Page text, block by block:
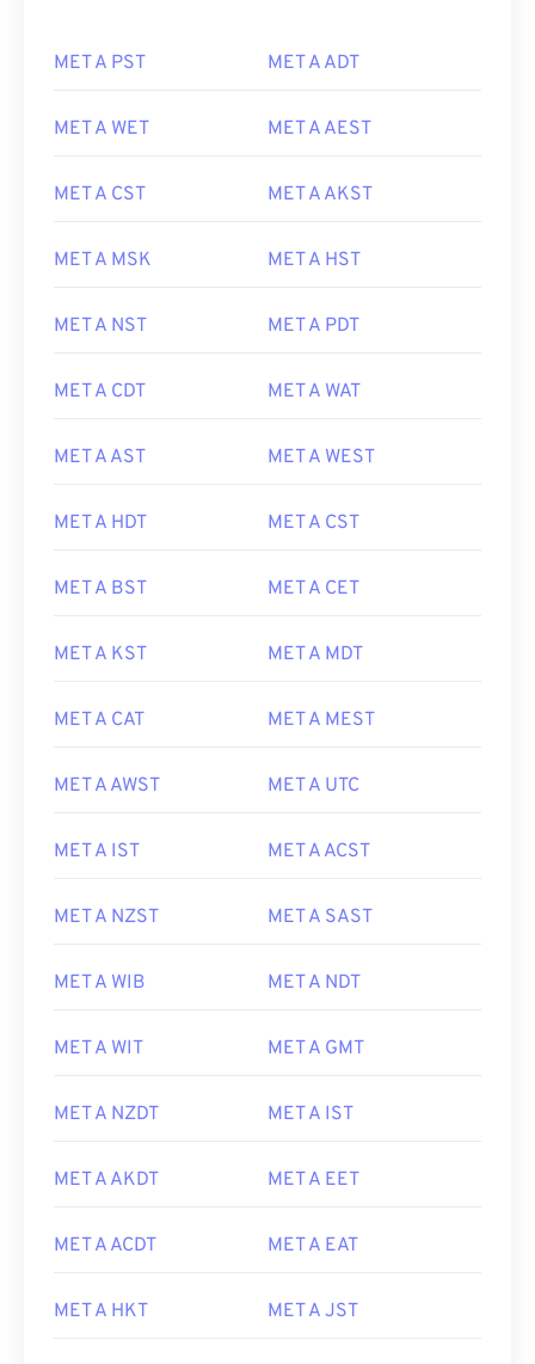
MET A PST MET A ADT
MET A WET MET A AEST
MET A CST MET A AKST
MET A MSK MET A HST
MET A NST MET A PDT
MET A CDT MET A WAT
MET A AST MET A WEST
MET A HDT MET A CST
MET A BST MET A CET
MET A KST MET A MDT
MET A CAT MET A MEST
MET A AWST MET A UTC
MET A IST MET A ACST
MET A NZST MET A SAST
MET A WIB MET A NDT
MET A WIT MET A GMT
MET A NZDT MET A IST
MET A AKDT MET A EET
MET A ACDT MET A EAT
MET A HKT MET A JST